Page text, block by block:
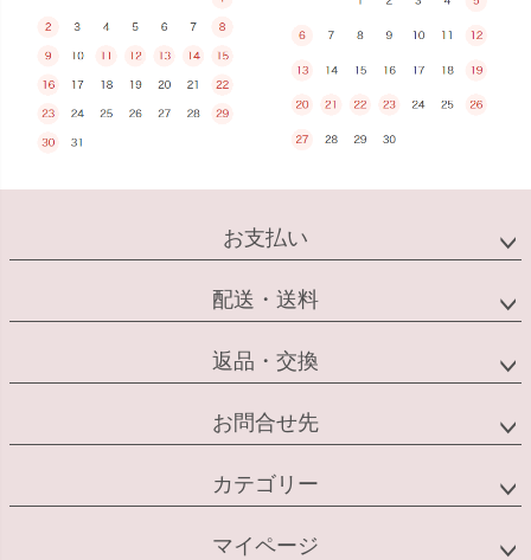
お支払い
配送・送料
返品・交換
お問合せ先
カテゴリー
マイページ